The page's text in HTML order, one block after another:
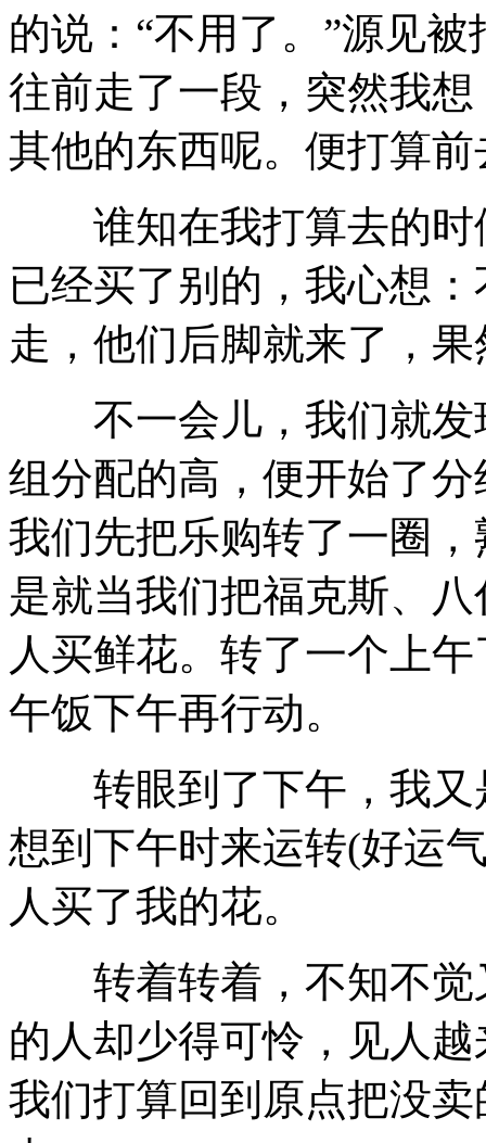
的说：“不用了。”源见
往前走了一段，突然我
其他的东西呢。便打算
谁知在我打算去的时
已经买了别的，我心想
走，他们后脚就来了，
不一会儿，我们就发
组分配的高，便开始了
我们先把乐购转了一圈
是就当我们把福克斯、
人买鲜花。转了一个上
午饭下午再行动。
转眼到了下午，我又
想到下午时来运转(好运
人买了我的花。
转着转着，不知不觉
的人却少得可怜，见人
我们打算回到原点把没